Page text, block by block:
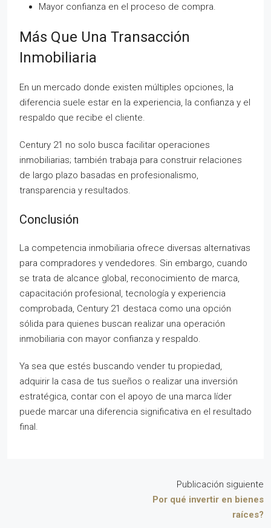
Mayor confianza en el proceso de compra.
Más Que Una Transacción
Inmobiliaria
En un mercado donde existen múltiples opciones, la
diferencia suele estar en la experiencia, la confianza y el
respaldo que recibe el cliente.
Century 21 no solo busca facilitar operaciones
inmobiliarias; también trabaja para construir relaciones
de largo plazo basadas en profesionalismo,
transparencia y resultados.
Conclusión
La competencia inmobiliaria ofrece diversas alternativas
para compradores y vendedores. Sin embargo, cuando
se trata de alcance global, reconocimiento de marca,
capacitación profesional, tecnología y experiencia
comprobada, Century 21 destaca como una opción
sólida para quienes buscan realizar una operación
inmobiliaria con mayor confianza y respaldo.
Ya sea que estés buscando vender tu propiedad,
adquirir la casa de tus sueños o realizar una inversión
estratégica, contar con el apoyo de una marca líder
puede marcar una diferencia significativa en el resultado
final.
Publicación siguiente
Por qué invertir en bienes
raíces?